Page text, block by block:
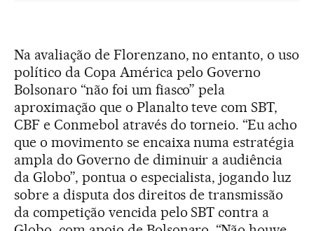
Na avaliação de Florenzano, no entanto, o uso
político da Copa América pelo Governo
Bolsonaro “não foi um fiasco” pela
aproximação que o Planalto teve com SBT,
CBF e Conmebol através do torneio. “Eu acho
que o movimento se encaixa numa estratégia
ampla do Governo de diminuir a audiência
da Globo”, pontua o especialista, jogando luz
sobre a disputa dos direitos de transmissão
da competição vencida pelo SBT contra a